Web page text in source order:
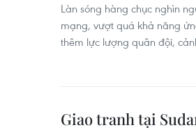
Làn sóng hàng chục nghìn
mạng, vượt quá khả năng
thêm lực lượng quân đội,
Giao tranh tại